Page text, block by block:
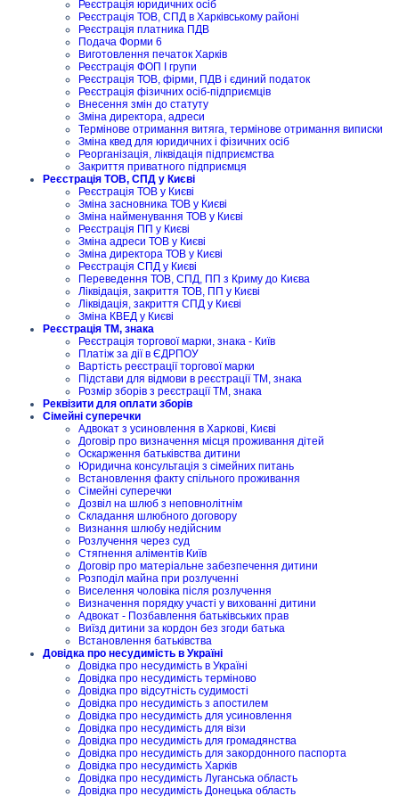
Реєстрація юридичних осіб
Реєстрація ТОВ, СПД в Харківському районі
Реєстрація платника ПДВ
Подача Форми 6
Виготовлення печаток Харків
Реєстрація ФОП I групи
Реєстрація ТОВ, фірми, ПДВ і єдиний податок
Реєстрація фізичних осіб-підприємців
Внесення змін до статуту
Зміна директора, адреси
Термінове отримання витяга, термінове отримання виписки
Зміна квед для юридичних і фізичних осіб
Реорганізація, ліквідація підприємства
Закриття приватного підприємця
Реєстрація ТОВ, СПД у Києві
Реєстрація ТОВ у Києві
Зміна засновника ТОВ у Києві
Зміна найменування ТОВ у Києві
Реєстрація ПП у Києві
Зміна адреси ТОВ у Києві
Зміна директора ТОВ у Києві
Реєстрація СПД у Києві
Переведення ТОВ, СПД, ПП з Криму до Києва
Ліквідація, закриття ТОВ, ПП у Києві
Ліквідація, закриття СПД у Києві
Зміна КВЕД у Києві
Реєстрація ТМ, знака
Реєстрація торгової марки, знака - Київ
Платіж за дії в ЄДРПОУ
Вартість реєстрації торгової марки
Підстави для відмови в реєстрації ТМ, знака
Розмір зборів з реєстрації ТМ, знака
Реквізити для оплати зборів
Сімейні суперечки
Адвокат з усиновлення в Харкові, Києві
Договір про визначення місця проживання дітей
Оскарження батьківства дитини
Юридична консультація з сімейних питань
Встановлення факту спільного проживання
Сімейні суперечки
Дозвіл на шлюб з неповнолітнім
Складання шлюбного договору
Визнання шлюбу недійсним
Розлучення через суд
Стягнення аліментів Київ
Договір про матеріальне забезпечення дитини
Розподіл майна при розлученні
Виселення чоловіка після розлучення
Визначення порядку участі у вихованні дитини
Адвокат - Позбавлення батьківських прав
Виїзд дитини за кордон без згоди батька
Встановлення батьківства
Довідка про несудимість в Україні
Довідка про несудимість в Україні
Довідка про несудимість терміново
Довідка про відсутність судимості
Довідка про несудимість з апостилем
Довідка про несудимість для усиновлення
Довідка про несудимість для візи
Довідка про несудимість для громадянства
Довідка про несудимість для закордонного паспорта
Довідка про несудимість Харків
Довідка про несудимість Луганська область
Довідка про несудимість Донецька область